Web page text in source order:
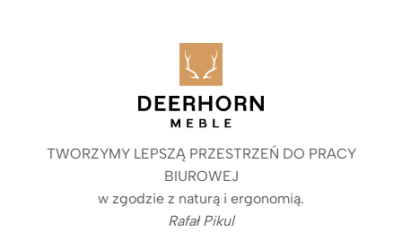
TWORZYMY LEPSZĄ PRZESTRZEŃ DO PRACY
BIUROWEJ
w zgodzie z naturą i ergonomią.
Rafał Pikul